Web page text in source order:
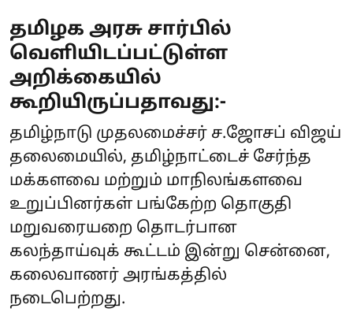
தமிழக அரசு சார்பில்
வெளியிடப்பட்டுள்ள
அறிக்கையில்
கூறியிருப்பதாவது:-
தமிழ்நாடு முதலமைச்சர் ச.ஜோசப் விஜய்
தலைமையில், தமிழ்நாட்டைச் சேர்ந்த
மக்களவை மற்றும் மாநிலங்களவை
உறுப்பினர்கள் பங்கேற்ற தொகுதி
மறுவரையறை தொடர்பான
கலந்தாய்வுக் கூட்டம் இன்று சென்னை,
கலைவாணர் அரங்கத்தில்
நடைபெற்றது.